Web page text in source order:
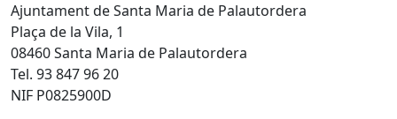
Ajuntament de Santa Maria de Palautordera
Plaça de la Vila, 1
08460 Santa Maria de Palautordera
Tel. 93 847 96 20
NIF P0825900D